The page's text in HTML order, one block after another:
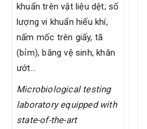
khuẩn trên vật liệu dệt; số
lượng vi khuẩn hiếu khí,
nấm mốc trên giấy, tã
(bỉm), băng vệ sinh, khăn
ướt…
Microbiological testing
laboratory equipped with
state-of-the-art